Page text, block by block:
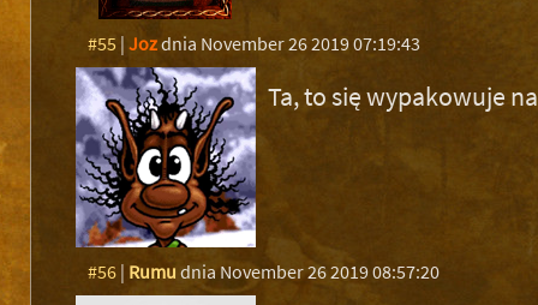
#55 | Jozdnia November 26 2019 07:19:43
Ta, to się wypakowuje
#56| Rumu dnia November 26 2019 08:57:20